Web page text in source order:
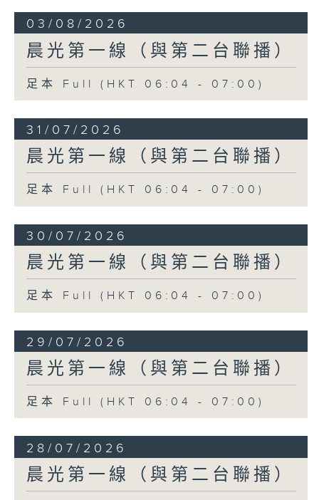
03/08/2026
晨光第一線（與第二台聯播）
足本 Full (HKT 06:04 - 07:00)
31/07/2026
晨光第一線（與第二台聯播）
足本 Full (HKT 06:04 - 07:00)
30/07/2026
晨光第一線（與第二台聯播）
足本 Full (HKT 06:04 - 07:00)
29/07/2026
晨光第一線（與第二台聯播）
足本 Full (HKT 06:04 - 07:00)
28/07/2026
晨光第一線（與第二台聯播）